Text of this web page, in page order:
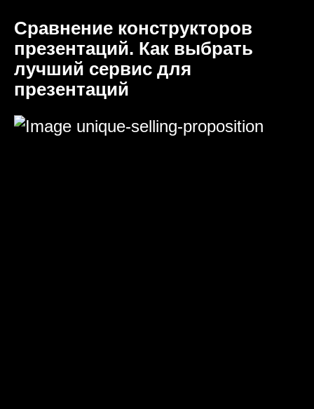
Сравнение конструкторов
презентаций. Как выбрать
лучший сервис для
презентаций